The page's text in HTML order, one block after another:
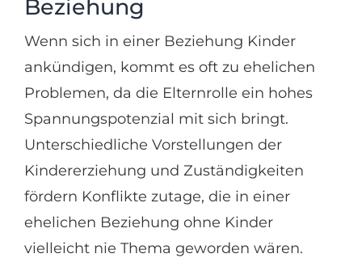
Beziehung
Wenn sich in einer Beziehung Kinder
ankündigen, kommt es oft zu ehelichen
Problemen, da die Elternrolle ein hohes
Spannungspotenzial mit sich bringt.
Unterschiedliche Vorstellungen der
Kindererziehung und Zuständigkeiten
fördern Konflikte zutage, die in einer
ehelichen Beziehung ohne Kinder
vielleicht nie Thema geworden wären.